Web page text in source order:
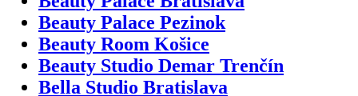
Beauty Palace Pezinok
Beauty Room Košice
Beauty Studio Demar Trenčín
Bella Studio Bratislava